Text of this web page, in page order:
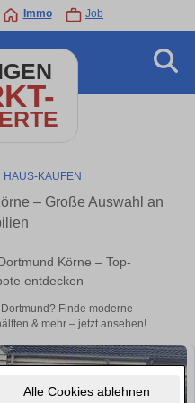
Alle Cookies ablehnen
Immo Job
HAUS-KAUFEN
– Große Auswahl an
Körne – Top-
entdecken
Finde moderne
& mehr – jetzt ansehen!